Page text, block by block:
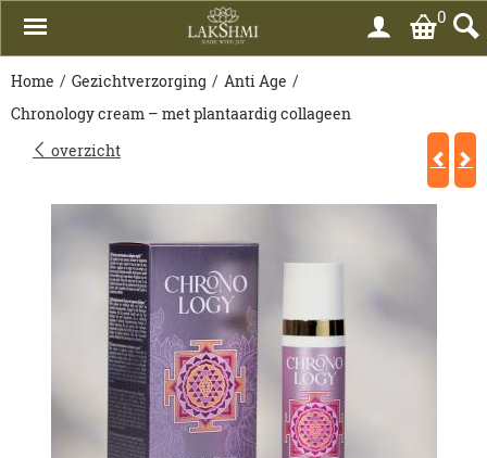
0
Home / Gezichtverzorging / Anti Age /
Chronology cream – met plantaardig collageen
overzicht